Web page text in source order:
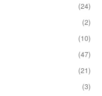
(24)
(2)
(10)
(47)
(21)
(3)